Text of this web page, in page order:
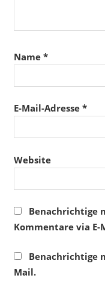
Name *
E-Mail-Adresse *
Website
Benachrichtige
Kommentare via E-
Benachrichtige
Mail.